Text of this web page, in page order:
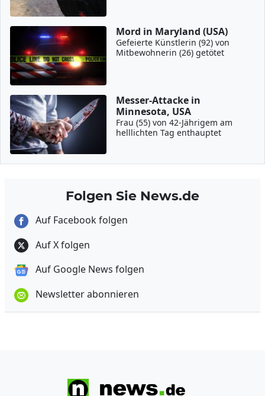
Mord in Maryland (USA)
Gefeierte Künstlerin (92) von
Mitbewohnerin (26) getötet
Messer-Attacke in
Minnesota, USA
Frau (55) von 42-Jährigem am
helllichten Tag enthauptet
Folgen Sie News.de
Auf Facebook folgen
Auf X folgen
Auf Google News folgen
Newsletter abonnieren